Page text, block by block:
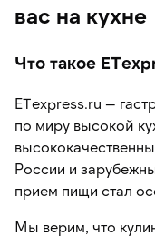
вас на кухне
Что такое
ETexpress.ru —
по миру высокой
России и
прием пищи стал
Мы верим, что